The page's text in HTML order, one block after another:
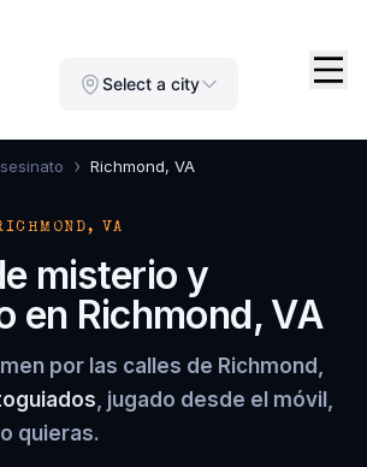
Select a city
› Richmond, VA
VA
misterio y
en Richmond, VA
por las calles de Richmond,
, jugado desde el móvil,
quieras.